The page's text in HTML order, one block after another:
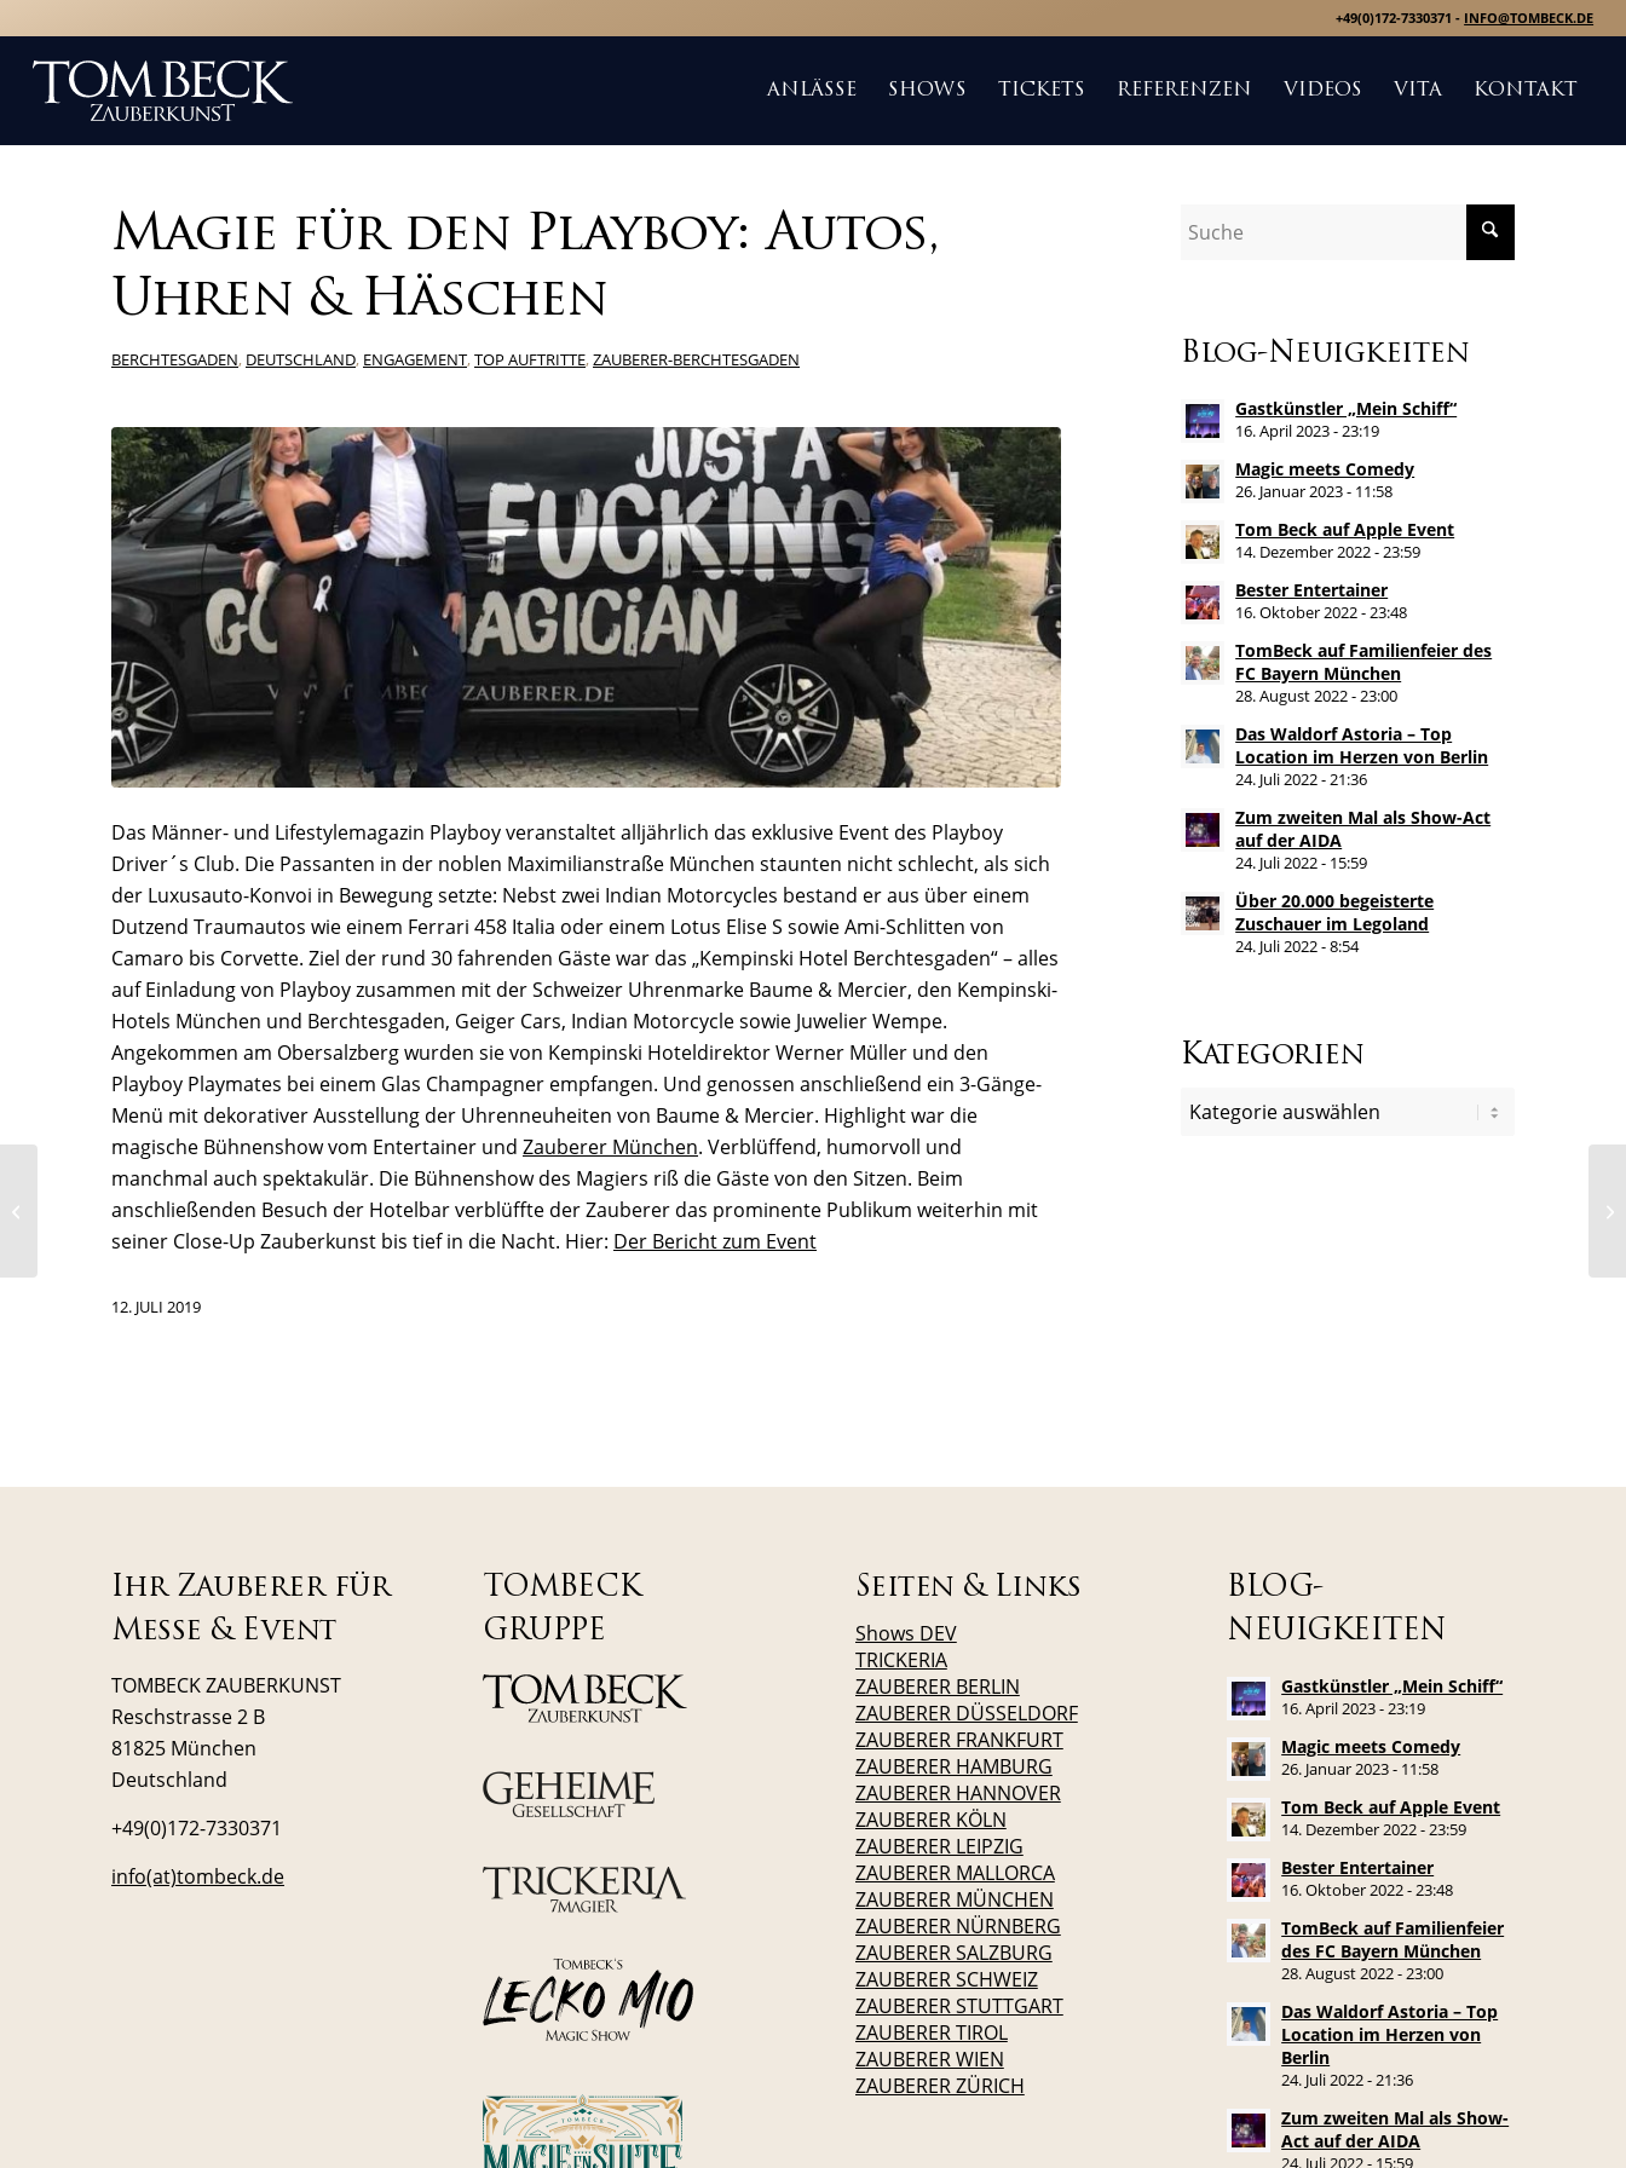
+49(0)172-7330371 - INFO@TOMBECK.DE
ANLÄSSE SHOWS TICKETS REFERENZEN VIDEOS VITA KONTAKT
Magie für den Playboy: Autos,
Uhren & Häschen
BERCHTESGADEN, DEUTSCHLAND, ENGAGEMENT,TOP AUFTRITTE,ZAUBERER-BERCHTESGADEN
Das Männer- und Lifestylemagazin Playboy veranstaltet alljährlich das exklusive Event des Playboy
Driver´s Club. Die Passanten in der noblen Maximilianstraße München staunten nicht schlecht, als sich
der Luxusauto-Konvoi in Bewegung setzte: Nebst zwei Indian Motorcycles bestand er aus über einem
Dutzend Traumautos wie einem Ferrari 458 Italia oder einem Lotus Elise S sowie Ami-Schlitten von
Camaro bis Corvette. Ziel der rund 30 fahrenden Gäste war das „Kempinski Hotel Berchtesgaden“ – alles
auf Einladung von Playboy zusammen mit der Schweizer Uhrenmarke Baume & Mercier, den Kempinski-
Hotels München und Berchtesgaden, Geiger Cars, Indian Motorcycle sowie Juwelier Wempe.
Angekommen am Obersalzberg wurden sie von Kempinski Hoteldirektor Werner Müller und den
Playboy Playmates bei einem Glas Champagner empfangen. Und genossen anschließend ein 3-Gänge-
Menü mit dekorativer Ausstellung der Uhrenneuheiten von Baume & Mercier. Highlight war die
magische Bühnenshow vom Entertainer und Zauberer München. Verblüffend, humorvoll und
manchmal auch spektakulär. Die Bühnenshow des Magiers riß die Gäste von den Sitzen. Beim
anschließenden Besuch der Hotelbar verblüffte der Zauberer das prominente Publikum weiterhin mit
seiner Close-Up Zauberkunst bis tief in die Nacht. Hier: Der Bericht zum Event
12. JULI 2019
Blog-Neuigkeiten
Gastkünstler „Mein Schiff“
16. April 2023 - 23:19
Magic meets Comedy
26. Januar 2023 - 11:58
Tom Beck auf Apple Event
14. Dezember 2022 - 23:59
Bester Entertainer
16. Oktober 2022 - 23:48
TomBeck auf Familienfeier des
FC Bayern München
28. August 2022 - 23:00
Das Waldorf Astoria – Top
Location im Herzen von Berlin
24. Juli 2022 - 21:36
Zum zweiten Mal als Show-Act
auf der AIDA
24. Juli 2022 - 15:59
Über 20.000 begeisterte
Zuschauer im Legoland
24. Juli 2022 - 8:54
Kategorien
Ihr Zauberer für
Messe & Event
TOMBECK ZAUBERKUNST
Reschstrasse 2 B
81825 München
Deutschland
+49(0)172-7330371
info(at)tombeck.de
TOMBECK
GRUPPE
Seiten & Links
Shows DEV
TRICKERIA
ZAUBERER BERLIN
ZAUBERER DÜSSELDORF
ZAUBERER FRANKFURT
ZAUBERER HAMBURG
ZAUBERER HANNOVER
ZAUBERER KÖLN
ZAUBERER LEIPZIG
ZAUBERER MALLORCA
ZAUBERER MÜNCHEN
ZAUBERER NÜRNBERG
ZAUBERER SALZBURG
ZAUBERER SCHWEIZ
ZAUBERER STUTTGART
ZAUBERER TIROL
ZAUBERER WIEN
ZAUBERER ZÜRICH
BLOG-
NEUIGKEITEN
Gastkünstler „Mein Schiff“
16. April 2023 - 23:19
Magic meets Comedy
26. Januar 2023 - 11:58
Tom Beck auf Apple Event
14. Dezember 2022 - 23:59
Bester Entertainer
16. Oktober 2022 - 23:48
TomBeck auf Familienfeier
des FC Bayern München
28. August 2022 - 23:00
Das Waldorf Astoria – Top
Location im Herzen von
Berlin
24. Juli 2022 - 21:36
Zum zweiten Mal als Show-
Act auf der AIDA
24. Juli 2022 - 15:59
Caught in the Act als
Vorband von Zauberer